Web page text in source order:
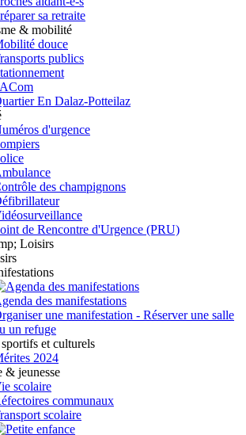
sa retraite
& mobilité
douce
publics
En Dalaz-Potteilaz
d'urgence
des champignons
de Rencontre d'Urgence (PRU)
des manifestations
une manifestation - Réserver une salle
un refuge
et culturels
2024
& jeunesse
scolaire
communaux
scolaire